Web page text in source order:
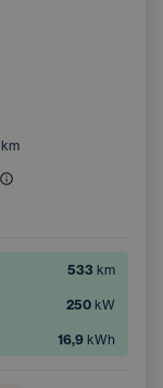
km
533 km
250 kW
16,9 kWh